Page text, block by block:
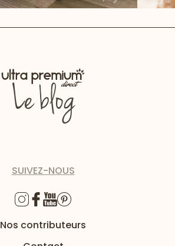
SUIVEZ-NOUS
Nos contributeurs